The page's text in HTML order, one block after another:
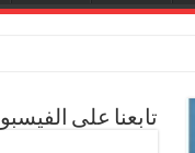
تابعنا على